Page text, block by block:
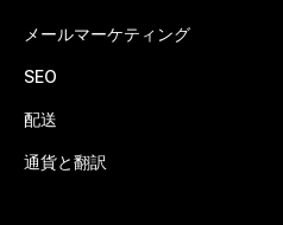
メールマーケティング
SEO
配送
通貨と翻訳